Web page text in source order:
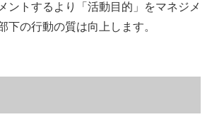
ントするより「活動目的」をマネジメ
下の行動の質は向上します。